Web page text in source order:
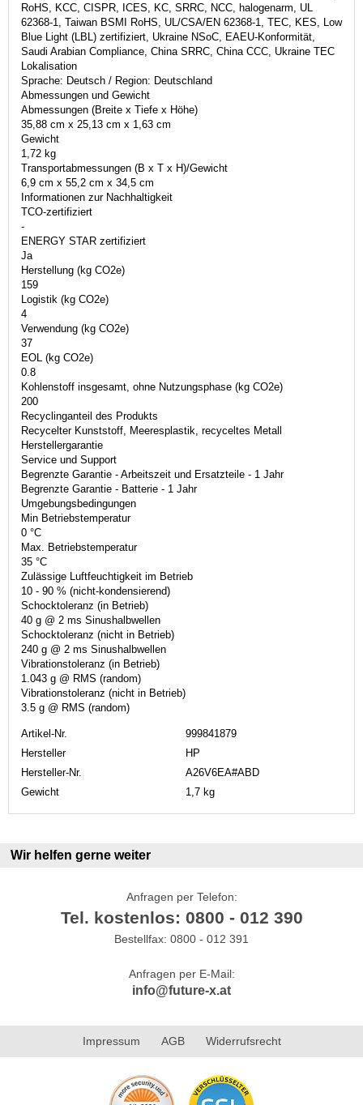
RoHS, KCC, CISPR, ICES, KC, SRRC, NCC, halogenarm, UL
62368-1, Taiwan BSMI RoHS, UL/CSA/EN 62368-1, TEC, KES, Low
Blue Light (LBL) zertifiziert, Ukraine NSoC, EAEU-Konformität,
Saudi Arabian Compliance, China SRRC, China CCC, Ukraine TEC
Lokalisation
Sprache: Deutsch / Region: Deutschland
Abmessungen und Gewicht
Abmessungen (Breite x Tiefe x Höhe)
35,88 cm x 25,13 cm x 1,63 cm
Gewicht
1,72 kg
Transportabmessungen (B x T x H)/Gewicht
6,9 cm x 55,2 cm x 34,5 cm
Informationen zur Nachhaltigkeit
TCO-zertifiziert
-
ENERGY STAR zertifiziert
Ja
Herstellung (kg CO2e)
159
Logistik (kg CO2e)
4
Verwendung (kg CO2e)
37
EOL (kg CO2e)
0.8
Kohlenstoff insgesamt, ohne Nutzungsphase (kg CO2e)
200
Recyclinganteil des Produkts
Recycelter Kunststoff, Meeresplastik, recyceltes Metall
Herstellergarantie
Service und Support
Begrenzte Garantie - Arbeitszeit und Ersatzteile - 1 Jahr
Begrenzte Garantie - Batterie - 1 Jahr
Umgebungsbedingungen
Min Betriebstemperatur
0 °C
Max. Betriebstemperatur
35 °C
Zulässige Luftfeuchtigkeit im Betrieb
10 - 90 % (nicht-kondensierend)
Schocktoleranz (in Betrieb)
40 g @ 2 ms Sinushalbwellen
Schocktoleranz (nicht in Betrieb)
240 g @ 2 ms Sinushalbwellen
Vibrationstoleranz (in Betrieb)
1.043 g @ RMS (random)
Vibrationstoleranz (nicht in Betrieb)
3.5 g @ RMS (random)
Artikel-Nr.
999841879
Hersteller
HP
Hersteller-Nr.
A26V6EA#ABD
Gewicht
1,7 kg
Wir helfen gerne weiter
Anfragen per Telefon:
Tel. kostenlos: 0800 - 012 390
Bestellfax: 0800 - 012 391
Anfragen per E-Mail:
info@future-x.at
Impressum AGB Widerrufsrecht